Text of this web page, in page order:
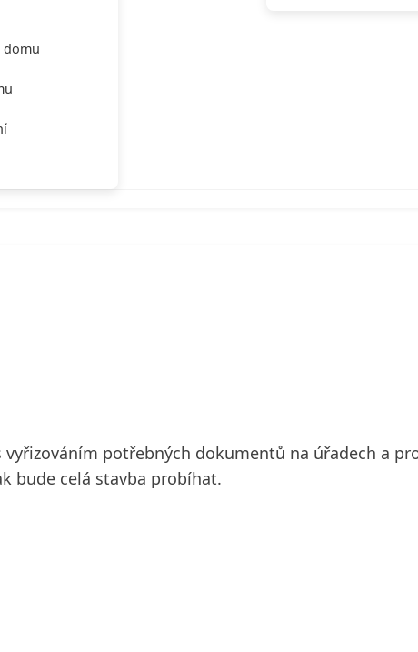
domu
potřebných dokumentů na úřadech a
bude celá stavba probíhat.